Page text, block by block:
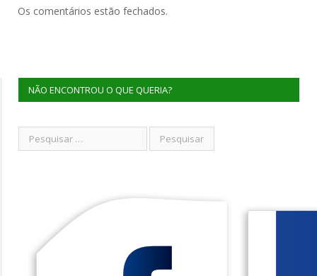
Os comentários estão fechados.
NÃO ENCONTROU O QUE QUERIA?